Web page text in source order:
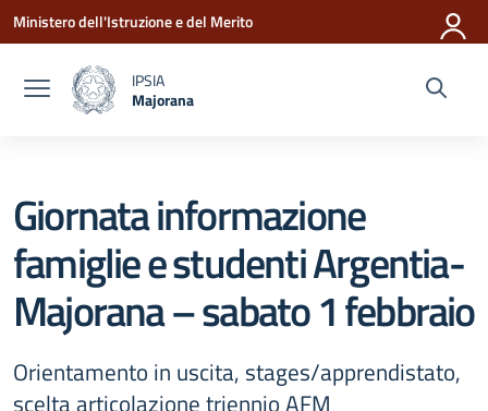
Vai ai contenuti
Vai al menu di navigazione
Vai al footer
Ministero dell'Istruzione e del Merito
IPSIA
Majorana
Giornata informazione
famiglie e studenti Argentia-
Majorana – sabato 1 febbraio
Orientamento in uscita, stages/apprendistato,
scelta articolazione triennio AFM